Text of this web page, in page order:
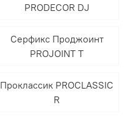
PRODECOR DJ
Серфикс Проджоинт
PROJOINT T
Проклассик PROCLASSIC
R